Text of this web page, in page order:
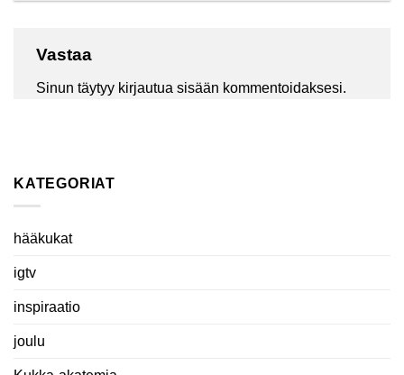
KATEGORIAT
hääkukat
igtv
inspiraatio
joulu
Vastaa
Sinun täytyy kirjautua sisään kommentoidaksesi.